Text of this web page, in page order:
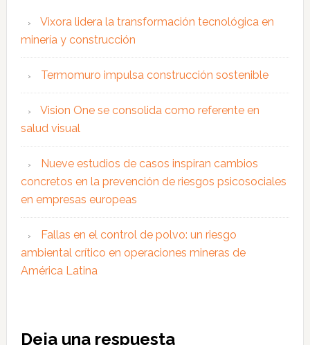
Vixora lidera la transformación tecnológica en
minería y construcción
Termomuro impulsa construcción sostenible
Vision One se consolida como referente en
salud visual
Nueve estudios de casos inspiran cambios
concretos en la prevención de riesgos psicosociales
en empresas europeas
Fallas en el control de polvo: un riesgo
ambiental crítico en operaciones mineras de
América Latina
Interacciones
Deja una respuesta